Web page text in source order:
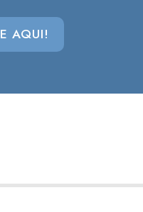
AQUI!